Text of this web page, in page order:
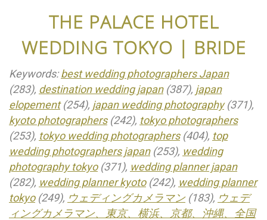
THE PALACE HOTEL
WEDDING TOKYO | BRIDE
Keywords:best wedding photographers Japan
(283), destination wedding japan(387), japan
elopement(254), japan wedding photography(371),
kyoto photographers(242), tokyo photographers
(253), tokyo wedding photographers(404), top
wedding photographers japan(253), wedding
photography tokyo(371), wedding planner japan
(282), wedding planner kyoto(242), wedding planner
tokyo(249), ウェディングカメラマン(183), ウェデ
ィングカメラマン、東京、横浜、京都、沖縄、全国